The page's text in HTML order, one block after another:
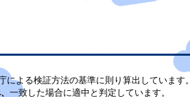
による検証方法の基準に則り算出しています。
一致した場合に適中と判定しています。